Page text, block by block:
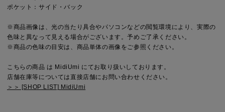
ポケット：サイド・バック
※商品画像は、光の当たり具合やパソコンなどの閲覧環境により、実際の
色味と異なって見える場合がございます。予めご了承ください。
※商品の色味の目安は、商品単体の画像をご参照ください。
こちらの商品 は MidiUmi にてお取り扱いしております。
店舗在庫等については直接店舗にお問い合わせください。
＞＞ [SHOP LIST] MidiUmi